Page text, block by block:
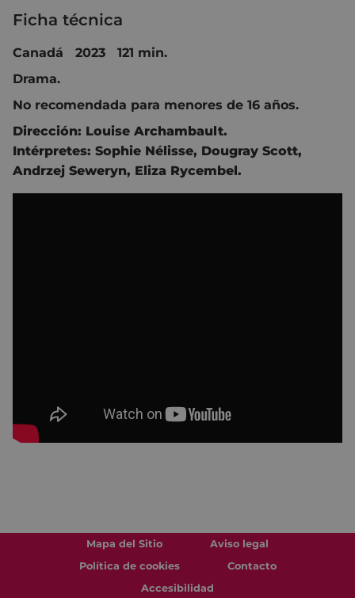
Ficha técnica
Canadá 2023 121 min.
Drama.
No recomendada para menores de 16 años.
Dirección: Louise Archambault.
Intérpretes: Sophie Nélisse, Dougray Scott,
Andrzej Seweryn, Eliza Rycembel.
Mapa del Sitio
Aviso legal
Política de cookies
Contacto
Accesibilidad